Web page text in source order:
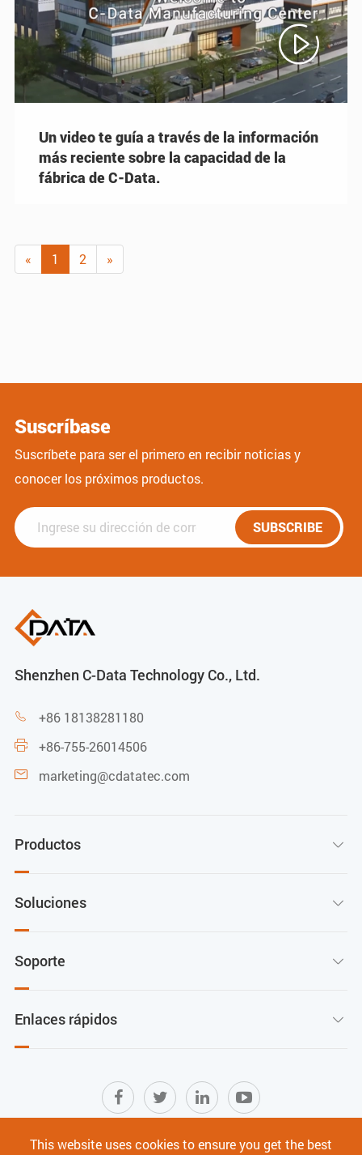

Un video te guía a través de la información
más reciente sobre la capacidad de la
fábrica de C-Data.
« 1 2 »
Suscríbase
Suscríbete para ser el primero en recibir noticias y
conocer los próximos productos.
SUBSCRIBE
Shenzhen C-Data Technology Co., Ltd.
 +86 18138281180
 +86-755-26014506
 marketing@cdatatec.com
Productos 
Soluciones 
Soporte 
Enlaces rápidos 
This website uses cookies to ensure you get the best